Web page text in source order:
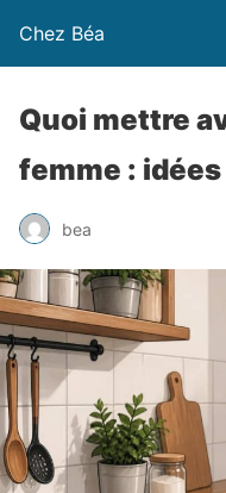
Chez Béa
Quoi mettre
femme :
bea